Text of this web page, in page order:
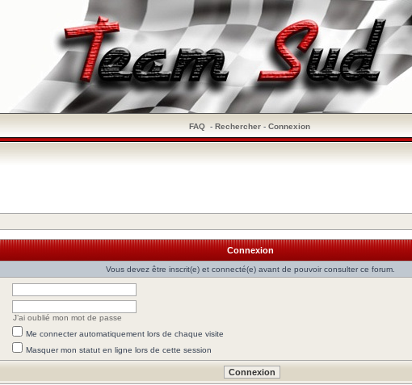
FAQ- Rechercher- Connexion
Connexion
Vous devez être inscrit(e) et connecté(e) avant de pouvoir consulter ce forum.
J’ai oublié mon mot de passe
Me connecter automatiquement lors de chaque visite
Masquer mon statut en ligne lors de cette session